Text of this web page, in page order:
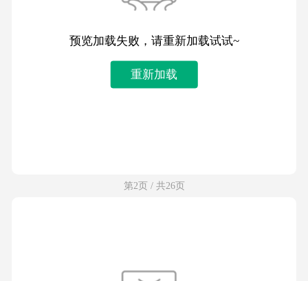
预览加载失败，请重新加载试试~
重新加载
第2页 / 共26页